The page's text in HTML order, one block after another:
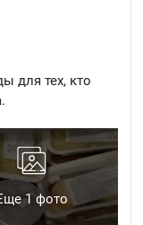
для тех, кто
1 фото